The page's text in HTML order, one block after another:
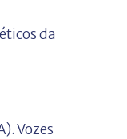
da
Vozes